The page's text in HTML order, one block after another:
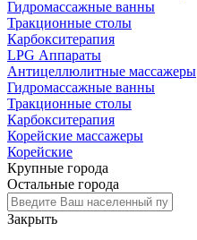
Гидромассажные ванны
Тракционные столы
Карбокситерапия
LPG Аппараты
Антицеллюлитные массажеры
Гидромассажные ванны
Тракционные столы
Карбокситерапия
Корейские массажеры
Корейские
Крупные города
Остальные города
Закрыть